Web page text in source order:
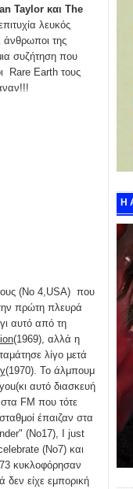
Taylor και The
λευκός
άνθρωποι της
συζήτηση που
Rare Earth τους
τους (Νο 4,USA) που
πρώτη πλευρά
αυτό από τη
1969), αλλά η
λίγο μετά
(1970). Το άλμπουμ
αυτό διασκευή
FM που τότε
έπαιζαν στα
(Νο17), I just
(No7) και
κυκλοφόρησαν
είχε εμπορική
Η